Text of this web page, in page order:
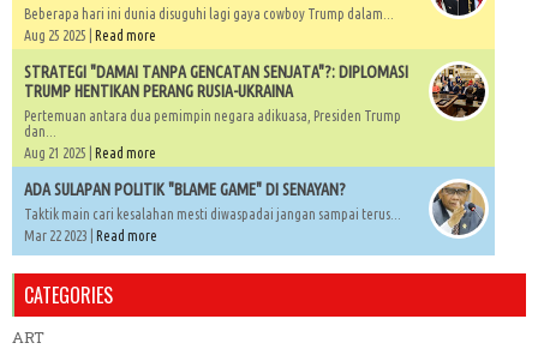
Beberapa hari ini dunia disuguhi lagi gaya cowboy Trump dalam...
Aug 25 2025 | Read more
STRATEGI "DAMAI TANPA GENCATAN SENJATA"?: DIPLOMASI
TRUMP HENTIKAN PERANG RUSIA-UKRAINA
Pertemuan antara dua pemimpin negara adikuasa, Presiden Trump
dan...
Aug 21 2025 | Read more
ADA SULAPAN POLITIK "BLAME GAME" DI SENAYAN?
Taktik main cari kesalahan mesti diwaspadai jangan sampai terus...
Mar 22 2023 | Read more
CATEGORIES
ART